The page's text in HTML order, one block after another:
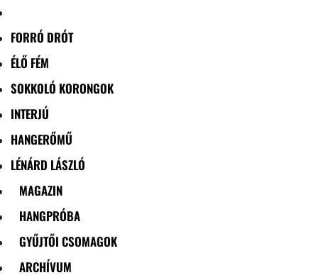
FORRÓ DRÓT
ÉLŐ FÉM
SOKKOLÓ KORONGOK
INTERJÚ
HANGERŐMŰ
LÉNÁRD LÁSZLÓ
MAGAZIN
HANGPRÓBA
GYŰJTŐI CSOMAGOK
ARCHÍVUM